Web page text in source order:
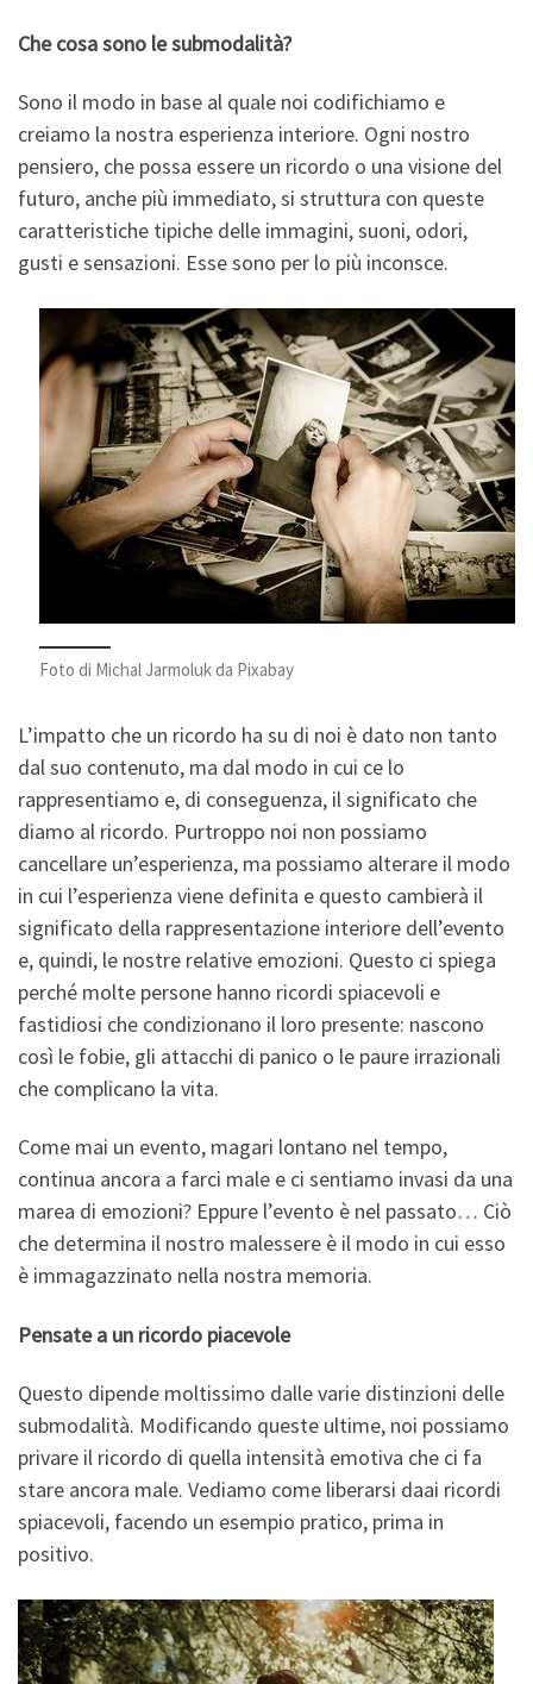
Che cosa sono le submodalità?
Sono il modo in base al quale noi codifichiamo e
creiamo la nostra esperienza interiore. Ogni nostro
pensiero, che possa essere un ricordo o una visione del
futuro, anche più immediato, si struttura con queste
caratteristiche tipiche delle immagini, suoni, odori,
gusti e sensazioni. Esse sono per lo più inconsce.
Foto di Michal Jarmoluk da Pixabay
L’impatto che un ricordo ha su di noi è dato non tanto
dal suo contenuto, ma dal modo in cui ce lo
rappresentiamo e, di conseguenza, il significato che
diamo al ricordo. Purtroppo noi non possiamo
cancellare un’esperienza, ma possiamo alterare il modo
in cui l’esperienza viene definita e questo cambierà il
significato della rappresentazione interiore dell’evento
e, quindi, le nostre relative emozioni. Questo ci spiega
perché molte persone hanno ricordi spiacevoli e
fastidiosi che condizionano il loro presente: nascono
così le fobie, gli attacchi di panico o le paure irrazionali
che complicano la vita.
Come mai un evento, magari lontano nel tempo,
continua ancora a farci male e ci sentiamo invasi da una
marea di emozioni? Eppure l’evento è nel passato… Ciò
che determina il nostro malessere è il modo in cui esso
è immagazzinato nella nostra memoria.
Pensate a un ricordo piacevole
Questo dipende moltissimo dalle varie distinzioni delle
submodalità. Modificando queste ultime, noi possiamo
privare il ricordo di quella intensità emotiva che ci fa
stare ancora male. Vediamo come liberarsi daai ricordi
spiacevoli, facendo un esempio pratico, prima in
positivo.